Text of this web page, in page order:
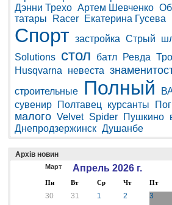
Дэнни Трехо Артем Шевченко
татары
Racer Екатерина Гусева
Спорт застройка Стрый
Solutions стол батл Ревда
Husqvarna
невеста
строительные
Полный
сувенир
Полтавец курсанты
малого Velvet Spider Пушкино
Днепродзержинск Душанбе
Архів новин
Март Апрель 2026 г.
Пн Вт Ср Чт Пт
30 31 1 2 3